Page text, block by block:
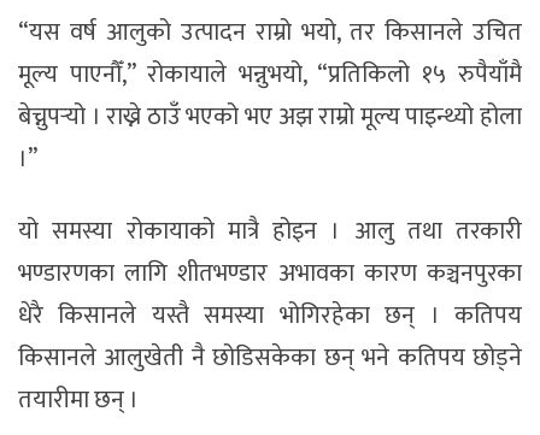
“यस वर्ष आलुको उत्पादन राम्रो भयो, तर किसानले उचित
मूल्य पाएनौँ,” रोकायाले भन्नुभयो, “प्रतिकिलो १५ रुपैयाँमै
बेच्नुपर्‍यो । राख्ने ठाउँ भएको भए अझ राम्रो मूल्य पाइन्थ्यो होला
।”
यो समस्या रोकायाको मात्रै होइन । आलु तथा तरकारी
भण्डारणका लागि शीतभण्डार अभावका कारण कञ्चनपुरका
धेरै किसानले यस्तै समस्या भोगिरहेका छन् । कतिपय
किसानले आलुखेती नै छोडिसकेका छन् भने कतिपय छोड्ने
तयारीमा छन् ।